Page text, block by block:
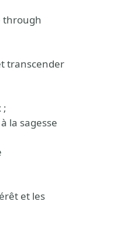
through
transcender
;
la sagesse
et les